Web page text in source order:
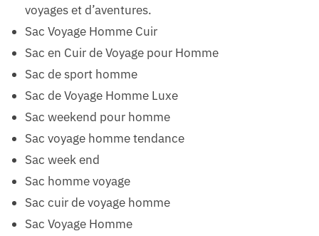
voyages et d’aventures.
Sac Voyage Homme Cuir
Sac en Cuir de Voyage pour Homme
Sac de sport homme
Sac de Voyage Homme Luxe
Sac weekend pour homme
Sac voyage homme tendance
Sac week end
Sac homme voyage
Sac cuir de voyage homme
Sac Voyage Homme